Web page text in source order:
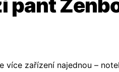
pant
více zařízení najednou –